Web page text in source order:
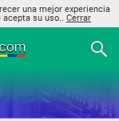
una mejor experiencia
acepta su uso.. Cerrar